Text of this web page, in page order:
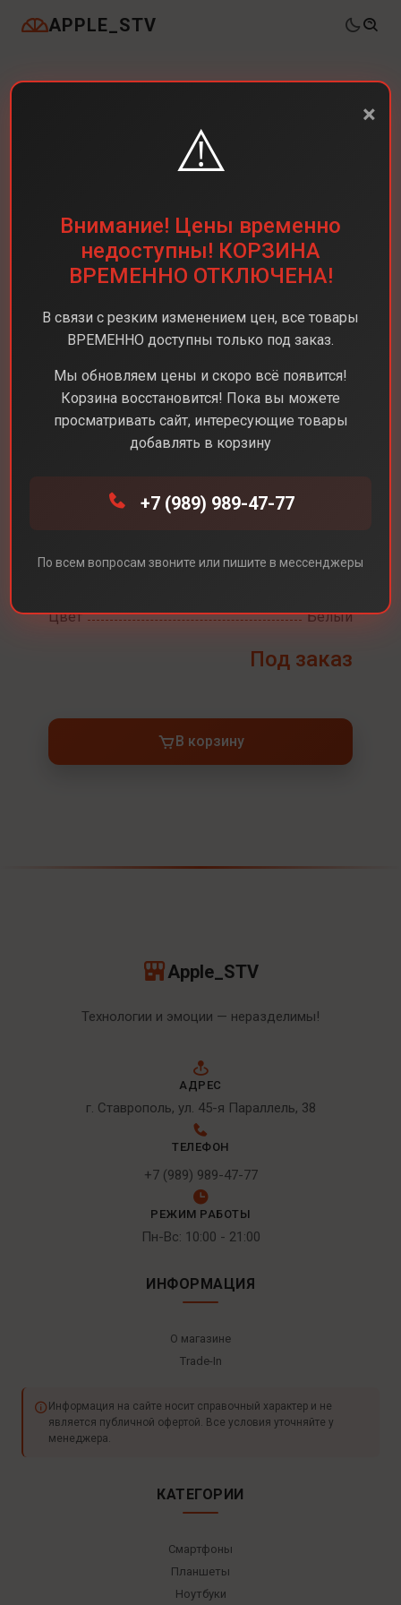
APPLE_STV
Консоли Sony PS5 Slim
Цвет
Белый
Под заказ
В корзину
Apple_STV
Технологии и эмоции — неразделимы!
АДРЕС
г. Ставрополь, ул. 45-я Параллель, 38
ТЕЛЕФОН
+7 (989) 989-47-77
РЕЖИМ РАБОТЫ
Пн-Вс: 10:00 - 21:00
ИНФОРМАЦИЯ
О магазине
Trade-In
Информация на сайте носит справочный характер и не
является публичной офертой. Все условия уточняйте у
менеджера.
КАТЕГОРИИ
Смартфоны
Планшеты
Ноутбуки
×
⚠️
Внимание! Цены временно
недоступны! КОРЗИНА
ВРЕМЕННО ОТКЛЮЧЕНА!
В связи с резким изменением цен, все товары
ВРЕМЕННО доступны только под заказ.
Мы обновляем цены и скоро всё появится!
Корзина восстановится! Пока вы можете
просматривать сайт, интересующие товары
добавлять в корзину
+7 (989) 989-47-77
По всем вопросам звоните или пишите в мессенджеры